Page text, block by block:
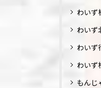
わいず
わいず
わいず
わいず
もんじ